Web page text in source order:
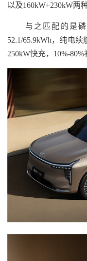
以及160kW+230kW两种
与之匹配的是磷
52.1/65.9kWh，纯电
250kW快充，10%-80%